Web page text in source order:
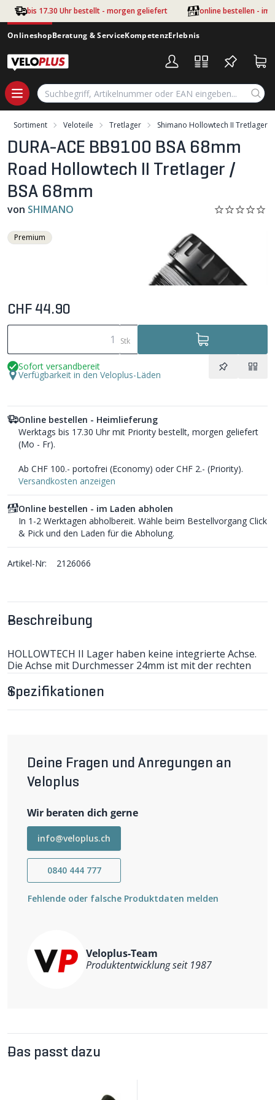
Zum Hauptinhalt springen
bis 17.30 Uhr bestellt - morgen geliefert online bestellen - im
OnlineshopBeratung & ServiceKompetenzErlebnis
Sortiment Veloteile Tretlager Shimano Hollowtech II Tretlager
DURA-ACE BB9100 BSA 68mm
Road Hollowtech II Tretlager /
BSA 68mm
von SHIMANO
Premium
Beschreibung
HOLLOWTECH II Lager haben keine integrierte Achse.
Die Achse mit Durchmesser 24mm ist mit der rechten
Kurbelarm verpresst. Das hochwertige BB9000
Hollwotech II Trelager aus der high-end Shimano Dura-
Ace Rennrad-Gruppe kommt mit dem ultaleichten
Design mit 39mm Lager-Aussendurchmesser und neuen
-Hollowtech II
-für Achsdurchmesser 24mm
-Gewinde BSA
-Tretlagergehäusebreite 68mm
-Gewicht 65g
weiter lesen
Spezifikationen
Deine Fragen und Anregungen an
Veloplus
Wir beraten dich gerne
info@veloplus.ch
0840 444 777
Fehlende oder falsche Produktdaten melden
Veloplus-Team
Produktentwicklung seit 1987
CHF 44.90
Stk
Sofort versandbereit
Verfügbarkeit in den Veloplus-Läden
Online bestellen - Heimlieferung
Werktags bis 17.30 Uhr mit Priority bestellt, morgen geliefert
(Mo - Fr).
Ab CHF 100.- portofrei (Economy) oder CHF 2.- (Priority).
Versandkosten anzeigen
Online bestellen - im Laden abholen
In 1-2 Werktagen abholbereit. Wähle beim Bestellvorgang Click
& Pick und den Laden für die Abholung.
Artikel-Nr: 2126066
Das passt dazu